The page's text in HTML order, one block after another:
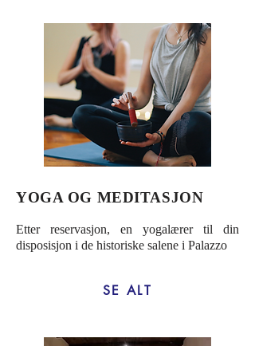
YOGA OG MEDITASJON
Etter reservasjon, en yogalærer til din
disposisjon i de historiske salene i Palazzo
SE ALT